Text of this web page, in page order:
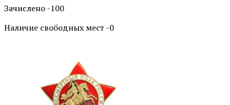
Зачислено -100
Наличие свободных мест -0